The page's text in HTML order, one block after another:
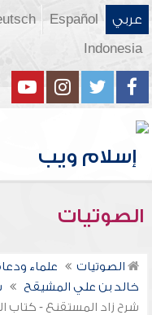
عربي Español
Indonesia
الصوتيات
الصوتيات علماء
خالد بن علي المشيقح
شرح زاد المستقنع - كتاب